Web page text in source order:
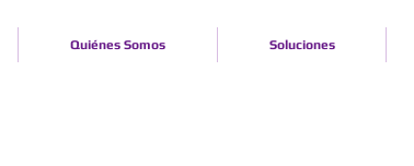
Quiénes Somos Soluciones